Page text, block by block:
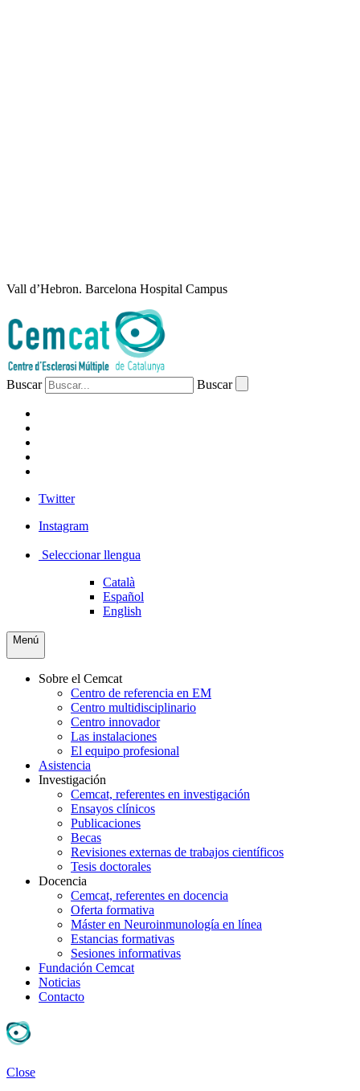
Vall d’Hebron. Barcelona Hospital Campus
Buscar Buscar
Twitter
Instagram
Seleccionar llengua
Català
Español
English
Menú
Sobre el Cemcat
Centro de referencia en EM
Centro multidisciplinario
Centro innovador
Las instalaciones
El equipo profesional
Asistencia
Investigación
Cemcat, referentes en investigación
Ensayos clínicos
Publicaciones
Becas
Revisiones externas de trabajos científicos
Tesis doctorales
Docencia
Cemcat, referentes en docencia
Oferta formativa
Máster en Neuroinmunología en línea
Estancias formativas
Sesiones informativas
Fundación Cemcat
Noticias
Contacto
Close